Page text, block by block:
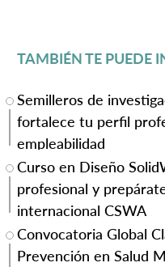
TAMBIÉN TE PUEDE
Semilleros de
fortalece tu perfil
empleabilidad
Curso en Diseño
profesional y
internacional CSWA
Convocatoria Global
Prevención en Salud